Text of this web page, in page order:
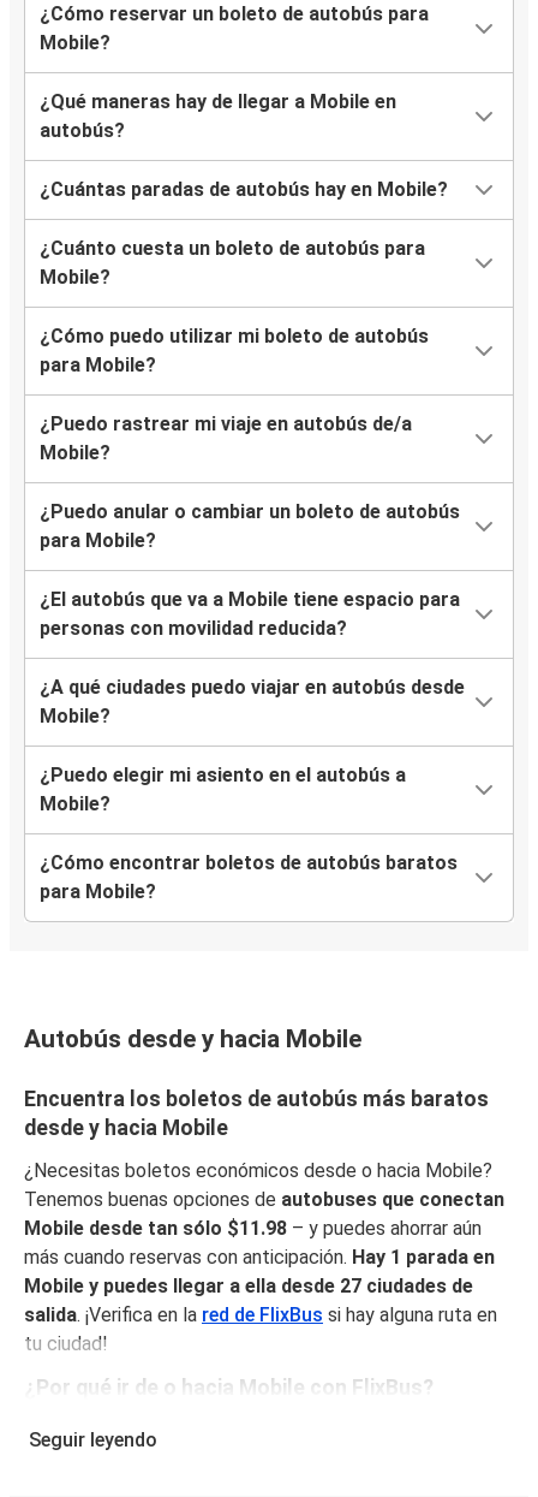
¿Cómo reservar un boleto de autobús para
Mobile?
¿Qué maneras hay de llegar a Mobile en
autobús?
¿Cuántas paradas de autobús hay en Mobile?
¿Cuánto cuesta un boleto de autobús para
Mobile?
¿Cómo puedo utilizar mi boleto de autobús
para Mobile?
¿Puedo rastrear mi viaje en autobús de/a
Mobile?
¿Puedo anular o cambiar un boleto de autobús
para Mobile?
¿El autobús que va a Mobile tiene espacio para
personas con movilidad reducida?
¿A qué ciudades puedo viajar en autobús desde
Mobile?
¿Puedo elegir mi asiento en el autobús a
Mobile?
¿Cómo encontrar boletos de autobús baratos
para Mobile?
Autobús desde y hacia Mobile
Encuentra los boletos de autobús más baratos
desde y hacia Mobile
¿Necesitas boletos económicos desde o hacia Mobile?
Tenemos buenas opciones de autobuses que conectan
Mobile desde tan sólo $11.98 – y puedes ahorrar aún
más cuando reservas con anticipación. Hay 1 parada en
Mobile y puedes llegar a ella desde 27 ciudades de
salida. ¡Verifica en la red de FlixBus si hay alguna ruta en
tu ciudad!
¿Por qué ir de o hacia Mobile con FlixBus?
FlixBus combina precios bajos con comodidad para
Seguir leyendo